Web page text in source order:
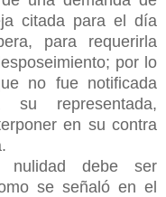
citada para el día
para requerirla
por lo
no fue notificada
representada,
en su contra
debe ser
se señaló en el